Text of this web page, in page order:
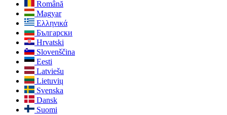
Română
Magyar
Ελληνικά
Български
Hrvatski
Slovenščina
Eesti
Latviešu
Lietuvių
Svenska
Dansk
Suomi